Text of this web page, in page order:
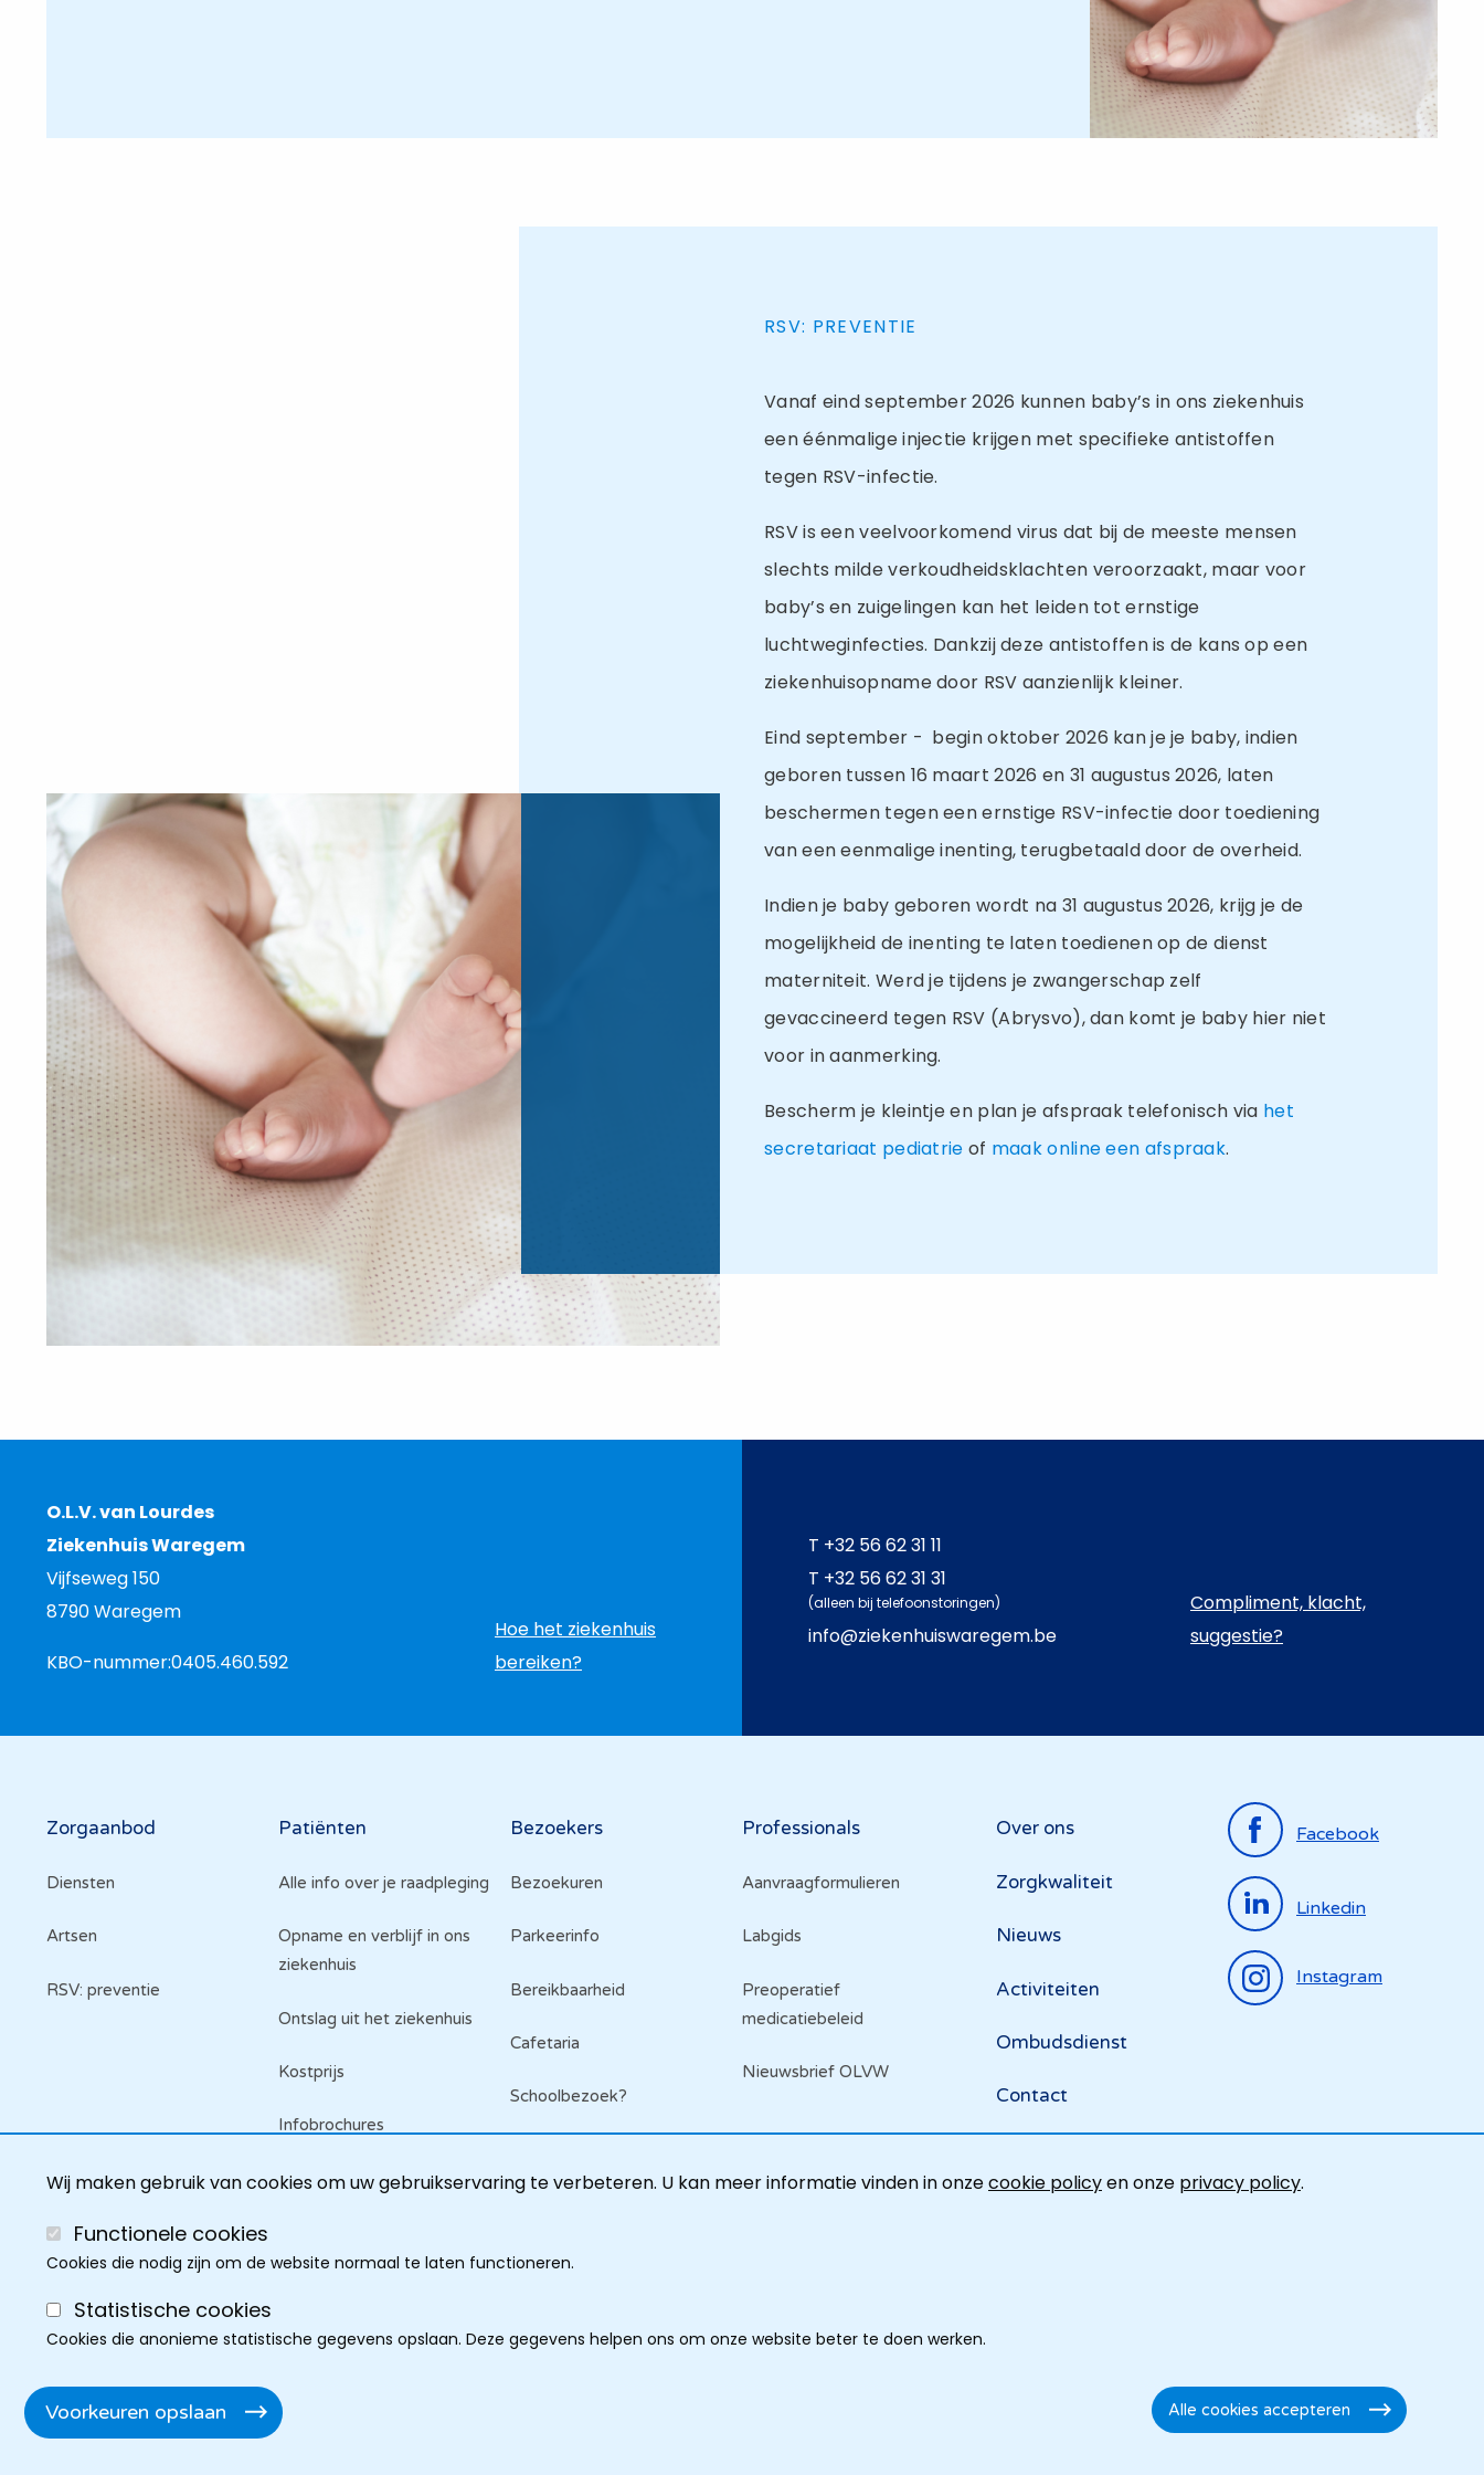
Wij maken gebruik van cookies om uw gebruikservaring te verbeteren. U kan meer informatie vinden in onzecookie policyen onze privacy policy.
Functionele cookies
Cookies die nodig zijn om de website normaal te laten functioneren.
Statistische cookies
Cookies die anonieme statistische gegevens opslaan. Deze gegevens helpen ons om onze website beter te doen werken.
Voorkeuren opslaan Alle cookies accepteren
Toestemming
intrekken
RSV: PREVENTIE
Vanaf eind september 2026 kunnen baby’s in ons ziekenhuis
een éénmalige injectie krijgen met specifieke antistoffen
tegen RSV-infectie.
RSV is een veelvoorkomend virus dat bij de meeste mensen
slechts milde verkoudheidsklachten veroorzaakt, maar voor
baby’s en zuigelingen kan het leiden tot ernstige
luchtweginfecties. Dankzij deze antistoffen is de kans op een
ziekenhuisopname door RSV aanzienlijk kleiner.
Eind september - begin oktober 2026 kan je je baby, indien
geboren tussen 16 maart 2026 en 31 augustus 2026, laten
beschermen tegen een ernstige RSV-infectie door toediening
van een eenmalige inenting, terugbetaald door de overheid.
Indien je baby geboren wordt na 31 augustus 2026, krijg je de
mogelijkheid de inenting te laten toedienen op de dienst
materniteit. Werd je tijdens je zwangerschap zelf
gevaccineerd tegen RSV (Abrysvo), dan komt je baby hier niet
voor in aanmerking.
Bescherm je kleintje en plan je afspraak telefonisch via het
secretariaat pediatrie of maak online een afspraak.
O.L.V. van Lourdes
Ziekenhuis Waregem
Vijfseweg 150
8790 Waregem
KBO-nummer:0405.460.592
Hoe het ziekenhuis
bereiken?
T +32 56 62 31 11
T +32 56 62 31 31
(alleen bij telefoonstoringen)
info@ziekenhuiswaregem.be
Compliment, klacht,
suggestie?
Hoofdnavigatie
Zorgaanbod
Diensten
Artsen
RSV: preventie
Patiënten
Alle info over je raadpleging
Opname en verblijf in ons
ziekenhuis
Ontslag uit het ziekenhuis
Kostprijs
Infobrochures
Raadpleeg je dossier
Bezoekers
Bezoekuren
Parkeerinfo
Bereikbaarheid
Cafetaria
Schoolbezoek?
Professionals
Aanvraagformulieren
Labgids
Preoperatief
medicatiebeleid
Nieuwsbrief OLVW
Top
menu
Over ons
Zorgkwaliteit
Nieuws
Activiteiten
Ombudsdienst
Contact
Facebook
Linkedin
Instagram